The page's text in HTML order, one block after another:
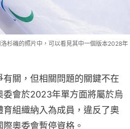
杉磯的照片中，可以看見其中一個版本2028年
關，但相關問題的關鍵不在
委會於2023年單方面將屬於烏
組織納入為成員，違反了奧
奧委會暫停資格。